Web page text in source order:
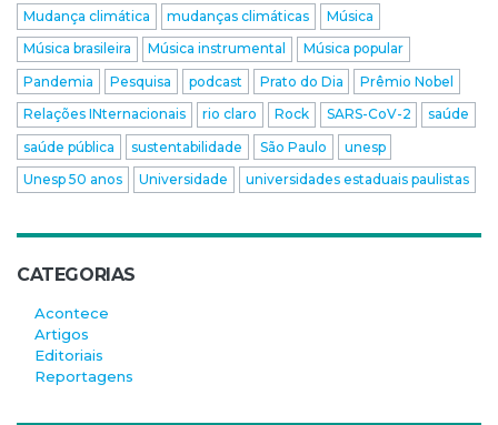
Mudança climática
mudanças climáticas
Música
Música brasileira
Música instrumental
Música popular
Pandemia
Pesquisa podcast Prato do Dia
Prêmio Nobel
Relações INternacionais
rio claro Rock SARS-CoV-2
saúde
saúde pública
sustentabilidade São Paulo
unesp
Unesp 50 anos
Universidade universidades estaduais paulistas
CATEGORIAS
Acontece
Artigos
Editoriais
Reportagens